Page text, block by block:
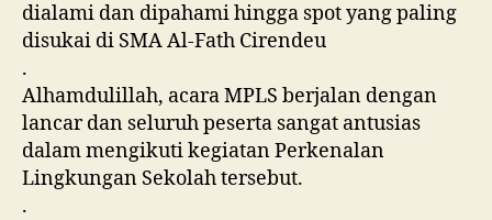
dialami dan dipahami hingga spot yang paling
disukai di SMA Al-Fath Cirendeu
.
Alhamdulillah, acara MPLS berjalan dengan
lancar dan seluruh peserta sangat antusias
dalam mengikuti kegiatan Perkenalan
Lingkungan Sekolah tersebut.
.